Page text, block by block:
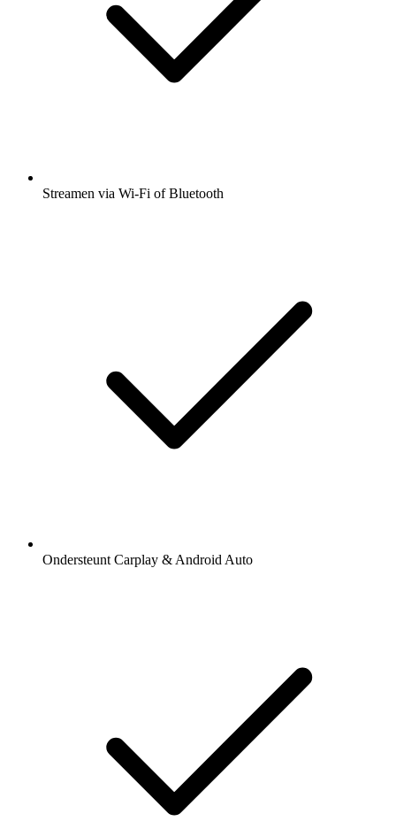
Streamen via Wi-Fi of Bluetooth
Ondersteunt Carplay & Android Auto